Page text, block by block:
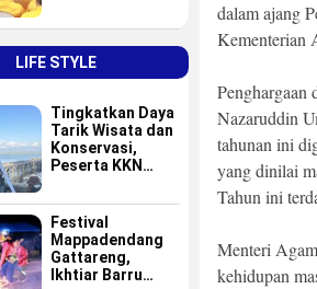
LIFE STYLE
Tingkatkan Daya
Tarik Wisata dan
Konservasi,
Peserta KKN
Persembahkan
Spot Foto
Instagramable di
Pulau Pannikiang
Festival
Mappadendang
Gattareng,
Ikhtiar Barru
dalam ajang
Kementerian
Nazaruddin
tahunan ini
yang dinilai
Tahun ini
Menteri
kehidupan